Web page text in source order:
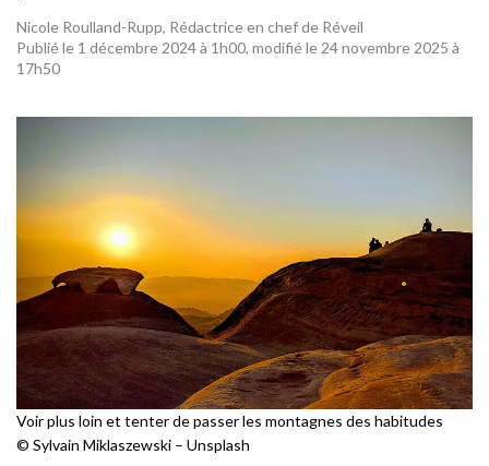
Nicole Roulland-Rupp, Rédactrice en chef de Réveil
Publié le 1 décembre 2024 à 1h00, modifié le 24 novembre 2025 à
17h50
Voir plus loin et tenter de passer les montagnes des habitudes
© Sylvain Miklaszewski – Unsplash